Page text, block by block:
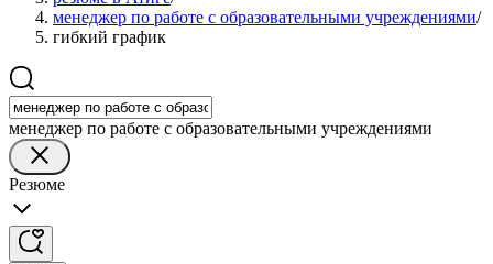
менеджер по работе с образовательными учреждениями/
гибкий график
менеджер по работе с образовательными учреждениями
Резюме